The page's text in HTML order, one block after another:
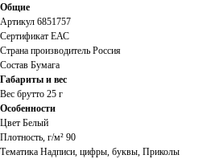
Общие
Артикул 6851757
Сертификат ЕАС
Страна производитель Россия
Состав Бумага
Габариты и вес
Вес брутто 25 г
Особенности
Цвет Белый
Плотность, г/м² 90
Тематика Надписи, цифры, буквы, Приколы